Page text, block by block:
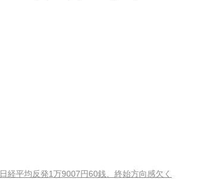
日経平均反発1万9007円60銭、終始方向感欠く